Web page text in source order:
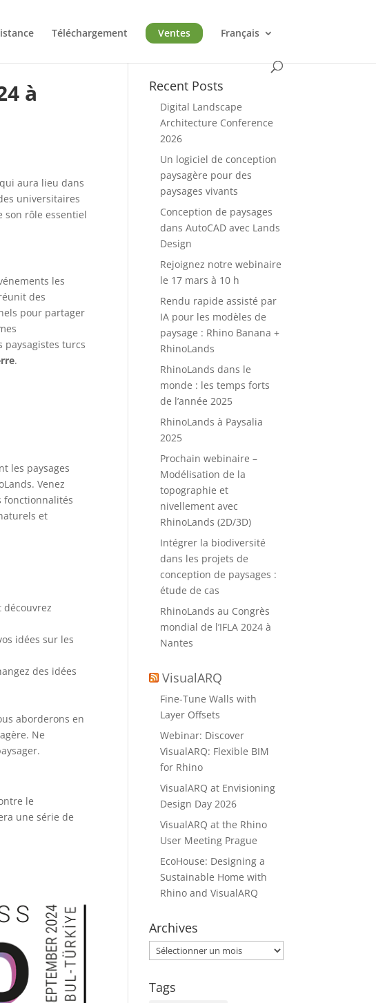
Téléchargement Ventes Français
à
qui aura lieu dans
universitaires
son rôle essentiel
les
des
pour partager
paysagistes turcs
.
les paysages
Venez
fonctionnalités
et
idées sur les
des idées
aborderons en
Ne
le
une série de
Recent Posts
Digital Landscape
Architecture Conference
2026
Un logiciel de conception
paysagère pour des
paysages vivants
Conception de paysages
dans AutoCAD avec Lands
Design
Rejoignez notre webinaire
le 17 mars à 10 h
Rendu rapide assisté par
IA pour les modèles de
paysage : Rhino Banana +
RhinoLands
RhinoLands dans le
monde : les temps forts
de l’année 2025
RhinoLands à Paysalia
2025
Prochain webinaire –
Modélisation de la
topographie et
nivellement avec
RhinoLands (2D/3D)
Intégrer la biodiversité
dans les projets de
conception de paysages :
étude de cas
RhinoLands au Congrès
mondial de l’IFLA 2024 à
Nantes
VisualARQ
Fine-Tune Walls with
Layer Offsets
Webinar: Discover
VisualARQ: Flexible BIM
for Rhino
VisualARQ at Envisioning
Design Day 2026
VisualARQ at the Rhino
User Meeting Prague
EcoHouse: Designing a
Sustainable Home with
Rhino and VisualARQ
Archives
Archives
Tags